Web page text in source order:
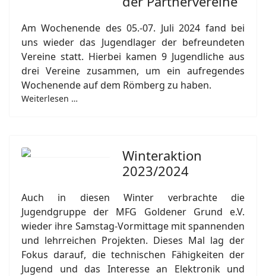
Am Wochenende des 05.-07. Juli 2024 fand bei
uns wieder das Jugendlager der befreundeten
Vereine statt. Hierbei kamen 9 Jugendliche aus
drei Vereine zusammen, um ein aufregendes
Wochenende auf dem Römberg zu haben.
Weiterlesen …
Winteraktion
2023/2024
Auch in diesen Winter verbrachte die
Jugendgruppe der MFG Goldener Grund e.V.
wieder ihre Samstag-Vormittage mit spannenden
und lehrreichen Projekten. Dieses Mal lag der
Fokus darauf, die technischen Fähigkeiten der
Jugend und das Interesse an Elektronik und